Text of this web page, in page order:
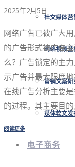
社交媒体营
网络视频营
营销文案研
媒体软文发
电子商务
2025年2月5日
网络广告已被广大
的广告形式被广告
么？广告锁定的主
示广告并最大限度
在线广告分析主要
的过程。其主要目
阅读更多